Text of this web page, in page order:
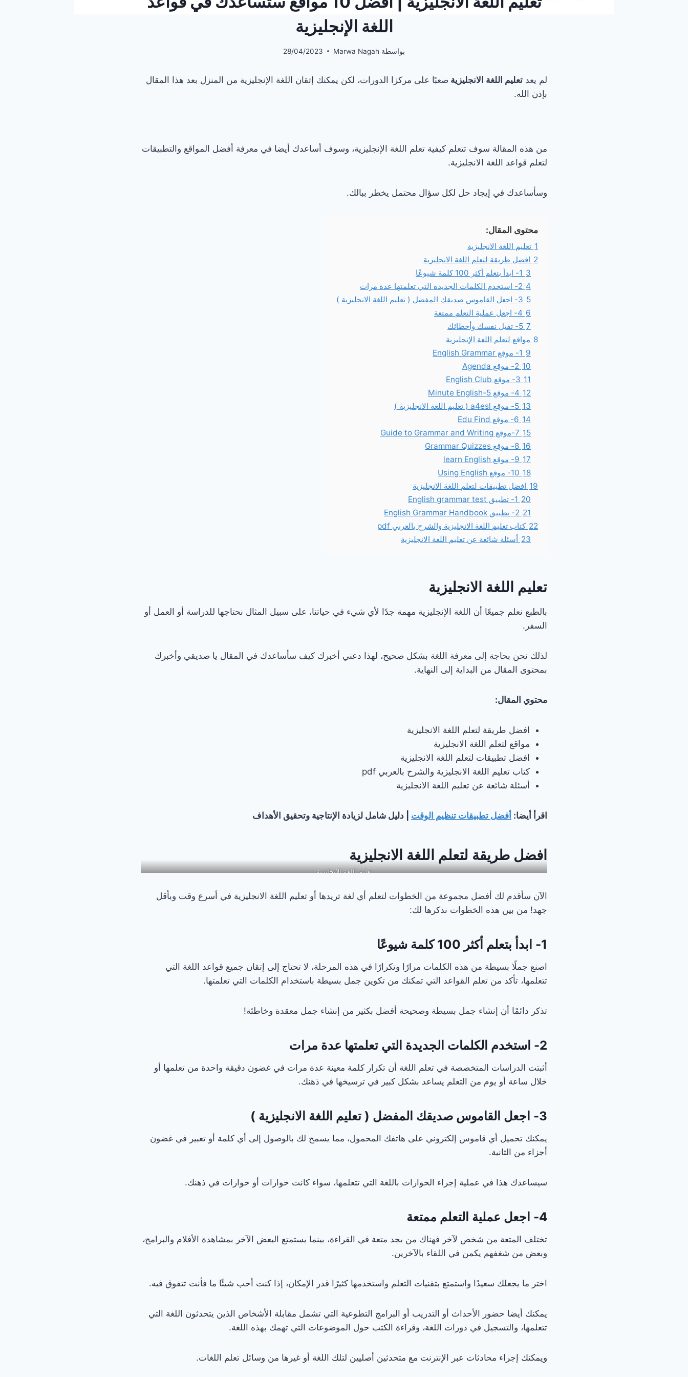
اللغة الإنجليزية
بواسطة Marwa Nagah
28/04/2023
لم يعد تعليم اللغة الانجليزية صعبًا على مركزا الدورات، لكن يمكنك إتقان اللغة الإنجليزية من المنزل بعد هذا المقال
بإذن الله.
من هذه المقالة سوف تتعلم كيفية تعلم اللغة الإنجليزية، وسوف أساعدك أيضا في معرفة أفضل المواقع والتطبيقات
لتعلم قواعد اللغة الانجليزية.
وسأساعدك في إيجاد حل لكل سؤال محتمل يخطر ببالك.
محتوى المقال:
1 تعليم اللغة الانجليزية
2 افضل طريقة لتعلم اللغة الانجليزية
3 1- ابدأ بتعلم أكثر 100 كلمة شيوعًا
4 2- استخدم الكلمات الجديدة التي تعلمتها عدة مرات
5 3- اجعل القاموس صديقك المفضل ( تعليم اللغة الانجليزية )
6 4- اجعل عملية التعلم ممتعة
7 5- تقبل نفسك وأخطائك
8 مواقع لتعلم اللغة الإنجليزية
9 1- موقع English Grammar
10 2- موقع Agenda
11 3- موقع English Club
12 4- موقع 5-Minute English
13 5- موقع a4esl ( تعليم اللغة الانجليزية )
14 6- موقع Edu Find
15 7-موقع Guide to Grammar and Writing
16 8- موقع Grammar Quizzes
17 9- موقع learn English
18 10- موقع Using English
19 افضل تطبيقات لتعلم اللغة الانجليزية
20 1- تطبيق English grammar test
21 2- تطبيق English Grammar Handbook
22 كتاب تعليم اللغة الانجليزية والشرح بالعربي pdf
23 أسئلة شائعة عن تعليم اللغة الانجليزية
تعليم اللغة الانجليزية
بالطبع نعلم جميعًا أن اللغة الإنجليزية مهمة جدًا لأي شيء في حياتنا، على سبيل المثال نحتاجها للدراسة أو العمل أو
السفر.
لذلك نحن بحاجة إلى معرفة اللغة بشكل صحيح، لهذا دعني أخبرك كيف سأساعدك في المقال يا صديقي وأخبرك
بمحتوى المقال من البداية إلى النهاية.
محتوي المقال:
افضل طريقة لتعلم اللغة الانجليزية
مواقع لتعلم اللغة الانجليزية
افضل تطبيقات لتعلم اللغة الانجليزية
كتاب تعليم اللغة الانجليزية والشرح بالعربي pdf
أسئلة شائعة عن تعليم اللغة الانجليزية
اقرأ أيضا: أفضل تطبيقات تنظيم الوقت | دليل شامل لزيادة الإنتاجية وتحقيق الأهداف
افضل طريقة لتعلم اللغة الانجليزية
تعليم اللغة الانجليزية
الآن سأقدم لك أفضل مجموعة من الخطوات لتعلم أي لغة تريدها أو تعليم اللغة الانجليزية في أسرع وقت وبأقل
جهد! من بين هذه الخطوات نذكرها لك:
1- ابدأ بتعلم أكثر 100 كلمة شيوعًا
اصنع جملًا بسيطة من هذه الكلمات مرارًا وتكرارًا في هذه المرحلة، لا تحتاج إلى إتقان جميع قواعد اللغة التي
تتعلمها، تأكد من تعلم القواعد التي تمكنك من تكوين جمل بسيطة باستخدام الكلمات التي تعلمتها.
تذكر دائمًا أن إنشاء جمل بسيطة وصحيحة أفضل بكثير من إنشاء جمل معقدة وخاطئة!
2- استخدم الكلمات الجديدة التي تعلمتها عدة مرات
أثبتت الدراسات المتخصصة في تعلم اللغة أن تكرار كلمة معينة عدة مرات في غضون دقيقة واحدة من تعلمها أو
خلال ساعة أو يوم من التعلم يساعد بشكل كبير في ترسيخها في ذهنك.
3- اجعل القاموس صديقك المفضل ( تعليم اللغة الانجليزية )
يمكنك تحميل أي قاموس إلكتروني على هاتفك المحمول، مما يسمح لك بالوصول إلى أي كلمة أو تعبير في غضون
أجزاء من الثانية.
سيساعدك هذا في عملية إجراء الحوارات باللغة التي تتعلمها، سواء كانت حوارات أو حوارات في ذهنك.
4- اجعل عملية التعلم ممتعة
تختلف المتعة من شخص لآخر فهناك من يجد متعة في القراءة، بينما يستمتع البعض الآخر بمشاهدة الأفلام والبرامج،
وبعض من شغفهم يكمن في اللقاء بالآخرين.
اختر ما يجعلك سعيدًا واستمتع بتقنيات التعلم واستخدمها كثيرًا قدر الإمكان، إذا كنت أحب شيئًا ما فأنت تتفوق فيه.
يمكنك أيضا حضور الأحداث أو التدريب أو البرامج التطوعية التي تشمل مقابلة الأشخاص الذين يتحدثون اللغة التي
تتعلمها، والتسجيل في دورات اللغة، وقراءة الكتب حول الموضوعات التي تهمك بهذه اللغة.
ويمكنك إجراء محادثات عبر الإنترنت مع متحدثين أصليين لتلك اللغة أو غيرها من وسائل تعلم اللغات.